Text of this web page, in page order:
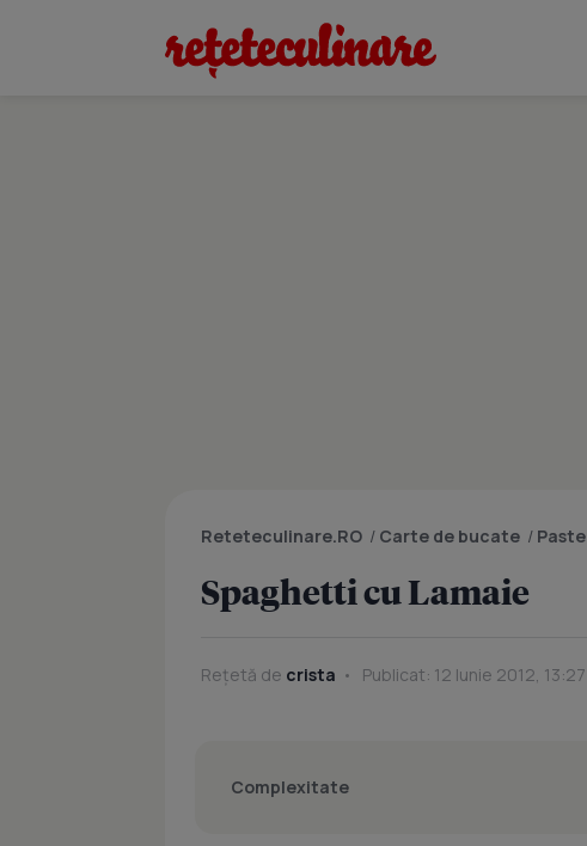
Reteteculinare.RO / Carte de bucate / Paste
Spaghetti cu Lamaie
Rețetă de crista Publicat: 12 Iunie 2012, 13:27
Complexitate